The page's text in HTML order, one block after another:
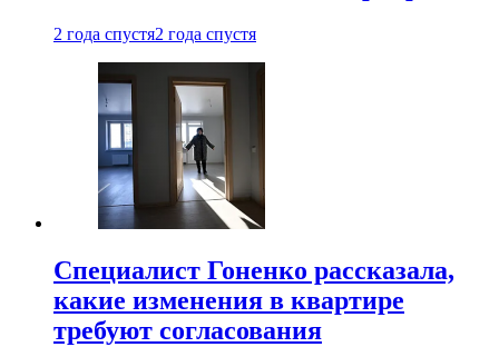
2 года спустя2 года спустя
Специалист Гоненко рассказала,
какие изменения в квартире
требуют согласования